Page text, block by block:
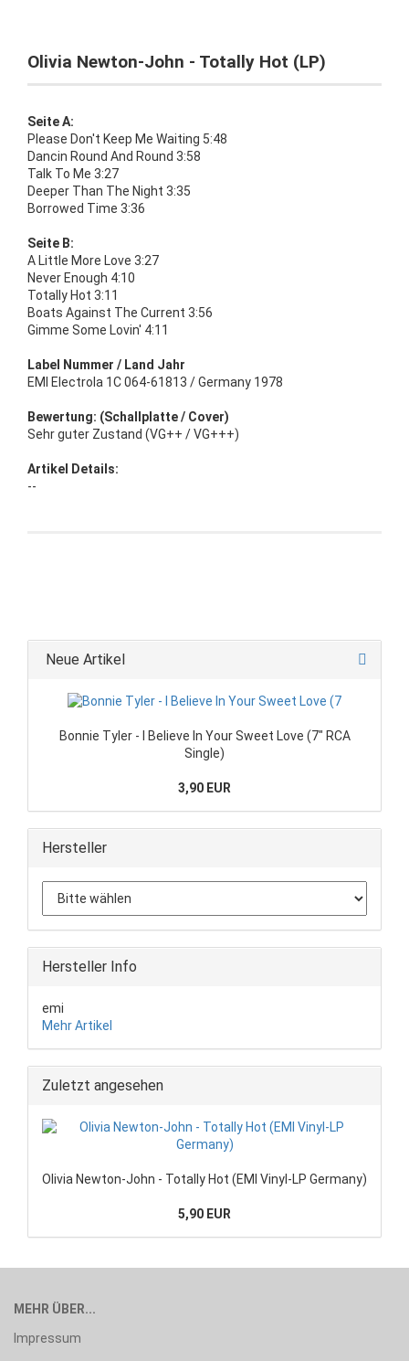
Olivia Newton-John - Totally Hot (LP)
Seite A:
Please Don't Keep Me Waiting 5:48
Dancin Round And Round 3:58
Talk To Me 3:27
Deeper Than The Night 3:35
Borrowed Time 3:36
Seite B:
A Little More Love 3:27
Never Enough 4:10
Totally Hot 3:11
Boats Against The Current 3:56
Gimme Some Lovin' 4:11
Label Nummer / Land Jahr
EMI Electrola 1C 064-61813 / Germany 1978
Bewertung: (Schallplatte / Cover)
Sehr guter Zustand (VG++ / VG+++)
Artikel Details:
--
Neue Artikel
Bonnie Tyler - I Believe In Your Sweet Love (7" RCA
Single)
3,90 EUR
Hersteller
Hersteller Info
emi
Mehr Artikel
Zuletzt angesehen
Olivia Newton-John - Totally Hot (EMI Vinyl-LP Germany)
5,90 EUR
MEHR ÜBER...
Impressum